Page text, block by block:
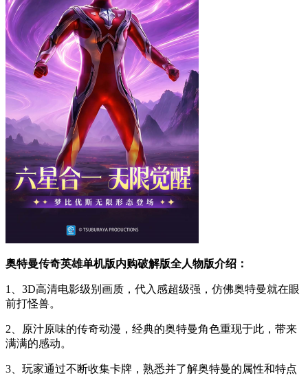
奥特曼传奇英雄单机版内购破解版全人物版介绍：
1、3D高清电影级别画质，代入感超级强，仿佛奥特曼就在眼
前打怪兽。
2、原汁原味的传奇动漫，经典的奥特曼角色重现于此，带来
满满的感动。
3、玩家通过不断收集卡牌，熟悉并了解奥特曼的属性和特点